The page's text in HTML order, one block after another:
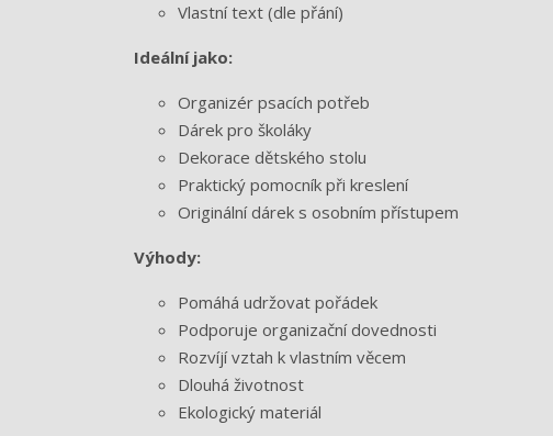
Vlastní text (dle přání)
Ideální jako:
Organizér psacích potřeb
Dárek pro školáky
Dekorace dětského stolu
Praktický pomocník při kreslení
Originální dárek s osobním přístupem
Výhody:
Pomáhá udržovat pořádek
Podporuje organizační dovednosti
Rozvíjí vztah k vlastním věcem
Dlouhá životnost
Ekologický materiál